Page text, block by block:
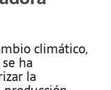
climático,
ha
la